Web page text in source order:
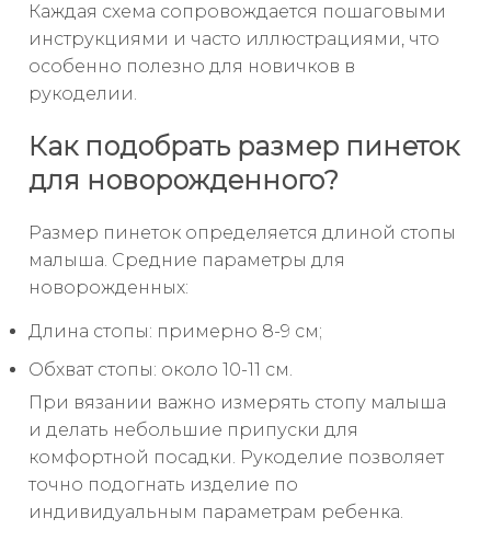
Каждая схема сопровождается пошаговыми
инструкциями и часто иллюстрациями, что
особенно полезно для новичков в
рукоделии.
Как подобрать размер пинеток
для новорожденного?
Размер пинеток определяется длиной стопы
малыша. Средние параметры для
новорожденных:
Длина стопы: примерно 8-9 см;
Обхват стопы: около 10-11 см.
При вязании важно измерять стопу малыша
и делать небольшие припуски для
комфортной посадки. Рукоделие позволяет
точно подогнать изделие по
индивидуальным параметрам ребенка.